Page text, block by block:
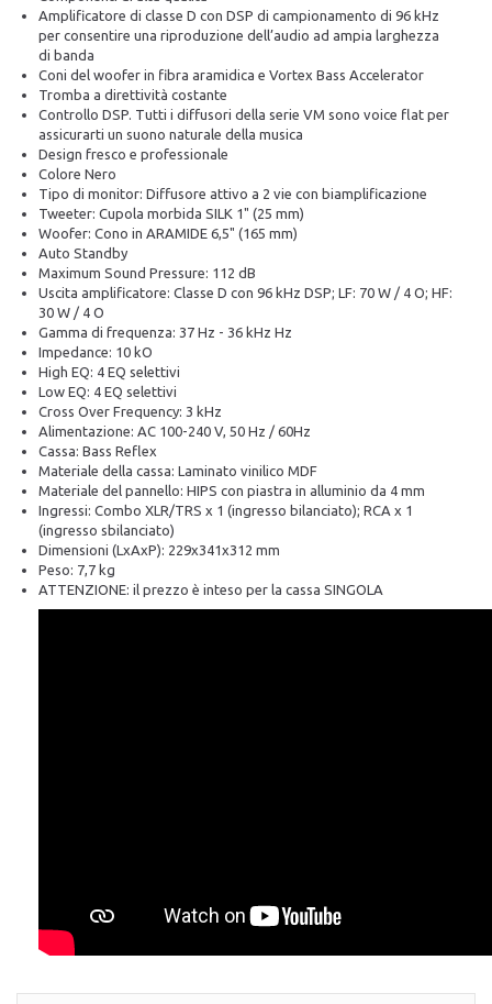
Amplificatore di classe D con DSP di campionamento di 96 kHz
per consentire una riproduzione dell’audio ad ampia larghezza
di banda
Coni del woofer in fibra aramidica e Vortex Bass Accelerator
Tromba a direttività costante
Controllo DSP. Tutti i diffusori della serie VM sono voice flat per
assicurarti un suono naturale della musica
Design fresco e professionale
Colore Nero
Tipo di monitor: Diffusore attivo a 2 vie con biamplificazione
Tweeter: Cupola morbida SILK 1" (25 mm)
Woofer: Cono in ARAMIDE 6,5" (165 mm)
Auto Standby
Maximum Sound Pressure: 112 dB
Uscita amplificatore: Classe D con 96 kHz DSP; LF: 70 W / 4 O; HF:
30 W / 4 O
Gamma di frequenza: 37 Hz - 36 kHz Hz
Impedance: 10 kO
High EQ: 4 EQ selettivi
Low EQ: 4 EQ selettivi
Cross Over Frequency: 3 kHz
Alimentazione: AC 100-240 V, 50 Hz / 60Hz
Cassa: Bass Reflex
Materiale della cassa: Laminato vinilico MDF
Materiale del pannello: HIPS con piastra in alluminio da 4 mm
Ingressi: Combo XLR/TRS x 1 (ingresso bilanciato); RCA x 1
(ingresso sbilanciato)
Dimensioni (LxAxP): 229x341x312 mm
Peso: 7,7 kg
ATTENZIONE: il prezzo è inteso per la cassa SINGOLA